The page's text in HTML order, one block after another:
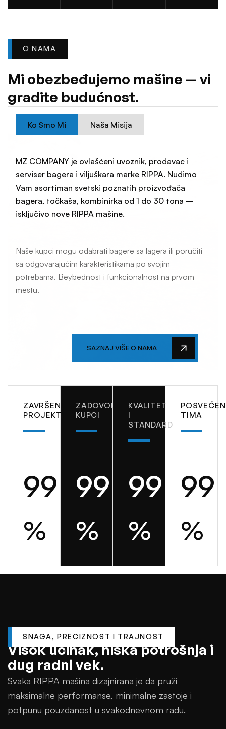
O NAMA
Mi obezbeđujemo mašine — vi
gradite budućnost.
Ko Smo Mi Naša Misija
MZ COMPANY je ovlašćeni uvoznik, prodavac i
serviser bagera i viljuškara marke RIPPA. Nudimo
Vam asortiman svetski poznatih proizvođača
bagera, točkaša, kombinirka od 1 do 30 tona –
isključivo nove RIPPA mašine.
Naše kupci mogu odabrati bagere sa lagera ili poručiti
sa odgovarajućim karakteristikama po svojim
potrebama. Beybednost i funkcionalnost na prvom
mestu.
SAZNAJ VIŠE O NAMA
ZADOVOLJNI
KUPCI
99
%
ZAVRŠENI
PROJEKTI
99
%
KVALITET
I
STANDARD
99
%
TIMA
99
%
SNAGA, PRECIZNOST I TRAJNOST
Visokučinak,niskapotrošnja i
dug radni vek.
Svaka RIPPA mašina dizajnirana je da pruži
maksimalne performanse, minimalne zastoje i
potpunu pouzdanost u svakodnevnom radu.